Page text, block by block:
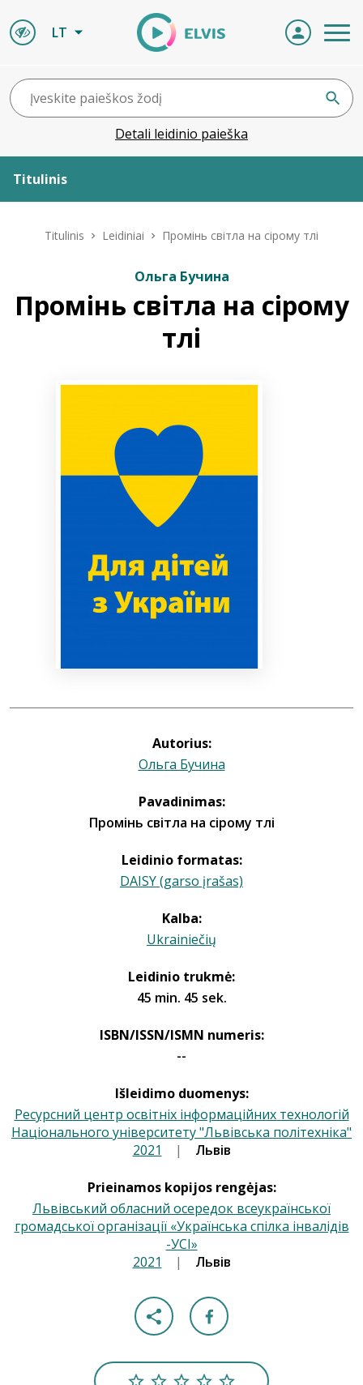
LT
Detali leidinio paieška
Titulinis
ELVIS atvyksta
Titulinis Leidiniai Промінь світла на сірому тлі
Ольга Бучина
Промінь світла на сірому
тлі
Autorius:
Ольга Бучина
Pavadinimas:
Промінь світла на сірому тлі
Leidinio formatas:
DAISY (garso įrašas)
Kalba:
Ukrainiečių
Leidinio trukmė:
45 min. 45 sek.
ISBN/ISSN/ISMN numeris:
--
Išleidimo duomenys:
Ресурсний центр освітніх інформаційних технологій
Національного університету "Львівська політехніка"
|
2021 | Львів
Prieinamos kopijos rengėjas:
Львівський обласний осередок всеукраїнської
громадської організації «Українська спілка інвалідів
-УСІ»
|
2021 | Львів